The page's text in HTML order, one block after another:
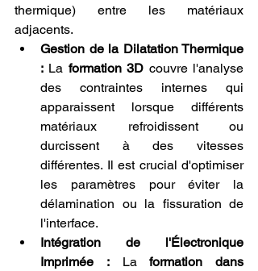
thermique) entre les matériaux
adjacents.
Gestion de la Dilatation Thermique
: La formation 3D couvre l'analyse
des contraintes internes qui
apparaissent lorsque différents
matériaux refroidissent ou
durcissent à des vitesses
différentes. Il est crucial d'optimiser
les paramètres pour éviter la
délamination ou la fissuration de
l'interface.
Intégration de l'Électronique
Imprimée : La formation dans